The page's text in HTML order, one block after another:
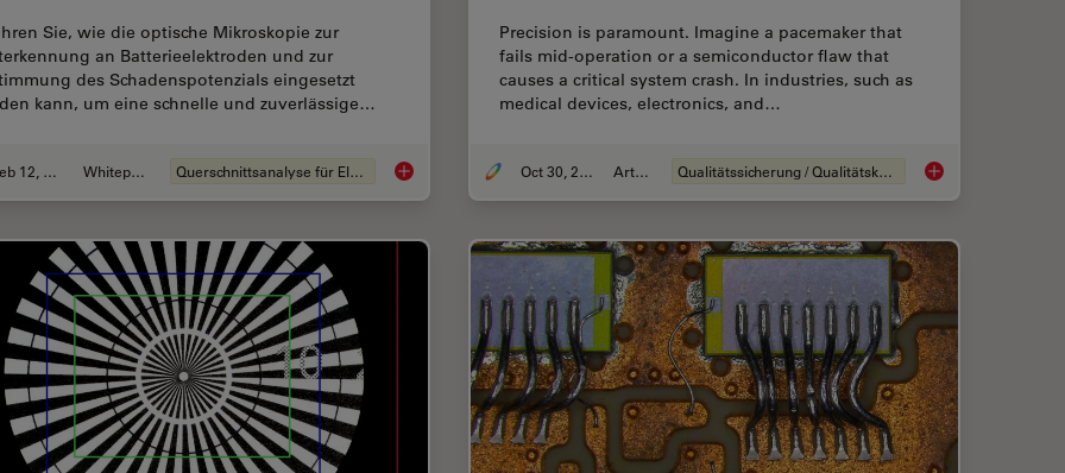
Sie, wie die optische Mikroskopie zur
an Batterieelektroden und zur
des Schadenspotenzials eingesetzt
kann, um eine schnelle und zuverlässige…
Feb 12, 2026 Whitepaper Querschnittsanalyse für Elektronik Graterkennung während der Batterieherstellung
Precision is paramount. Imagine a pacemaker that
fails mid-operation or a semiconductor flaw that
causes a critical system crash. In industries, such as
medical devices, electronics, and…
Oct 30, 2025 Artikel Qualitätssicherung / Qualitätskontrolle Quality Assurance